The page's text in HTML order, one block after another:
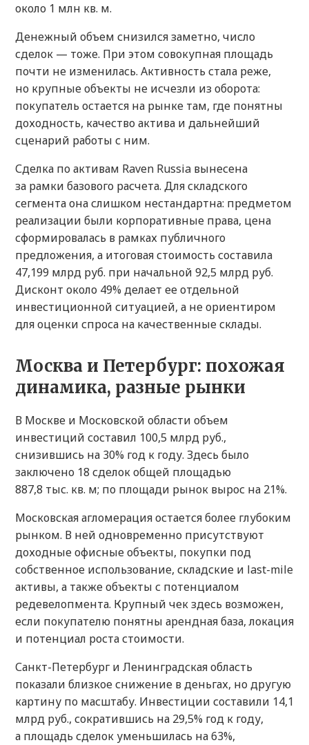
около 1 млн кв. м.
Денежный объем снизился заметно, число
сделок — тоже. При этом совокупная площадь
почти не изменилась. Активность стала реже,
но крупные объекты не исчезли из оборота:
покупатель остается на рынке там, где понятны
доходность, качество актива и дальнейший
сценарий работы с ним.
Сделка по активам Raven Russia вынесена
за рамки базового расчета. Для складского
сегмента она слишком нестандартна: предметом
реализации были корпоративные права, цена
сформировалась в рамках публичного
предложения, а итоговая стоимость составила
47,199 млрд руб. при начальной 92,5 млрд руб.
Дисконт около 49% делает ее отдельной
инвестиционной ситуацией, а не ориентиром
для оценки спроса на качественные склады.
Москва и Петербург: похожая
динамика, разные рынки
В Москве и Московской области объем
инвестиций составил 100,5 млрд руб.,
снизившись на 30% год к году. Здесь было
заключено 18 сделок общей площадью
887,8 тыс. кв. м; по площади рынок вырос на 21%.
Московская агломерация остается более глубоким
рынком. В ней одновременно присутствуют
доходные офисные объекты, покупки под
собственное использование, складские и last-mile
активы, а также объекты с потенциалом
редевелопмента. Крупный чек здесь возможен,
если покупателю понятны арендная база, локация
и потенциал роста стоимости.
Санкт-Петербург и Ленинградская область
показали близкое снижение в деньгах, но другую
картину по масштабу. Инвестиции составили 14,1
млрд руб., сократившись на 29,5% год к году,
а площадь сделок уменьшилась на 63%,